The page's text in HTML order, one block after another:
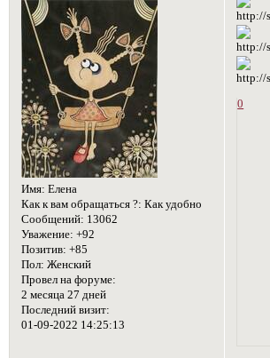
Имя: Елена
Как к вам обращаться ?: Как удобно
Сообщений: 13062
Уважение: +92
Позитив: +85
Пол: Женский
Провел на форуме:
2 месяца 27 дней
Последний визит:
01-09-2022 14:25:13
0